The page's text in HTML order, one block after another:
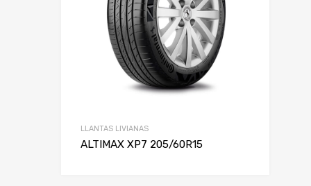
LLANTAS LIVIANAS
ALTIMAX XP7 205/60R15